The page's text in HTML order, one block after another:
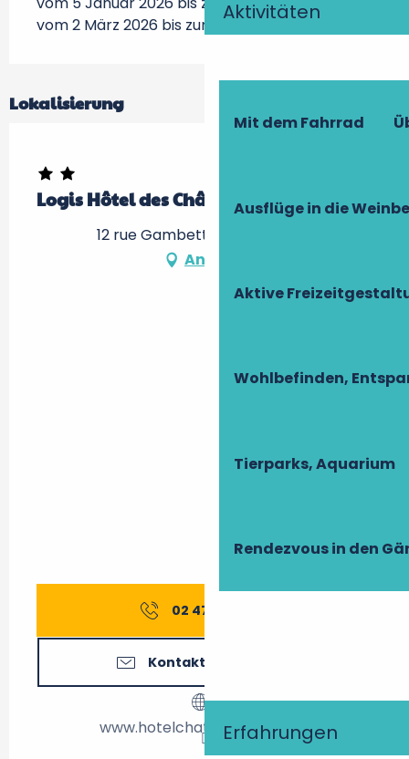
Aktivitäten
Mit dem Fahrrad
Ausflüge in die
Aktive
Wohlbefinden,
Tierparks, Aquarium
Rendezvous in den
Erfahrungen
vom 2 März 2026 bis zum 18 Dezember 2026
Lokalisierung
Logis Hôtel des Châteaux de la Loire
12 rue Gambetta, 37000 Tours
Anfahrt
02 47 05 10
Kontaktieren Sie uns
www.hotelchateauxloire.com